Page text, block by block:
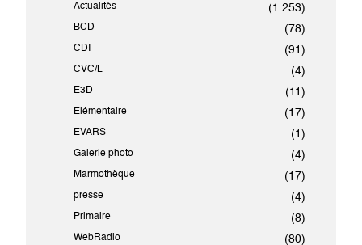
Actualités (1 253)
BCD (78)
CDI (91)
CVC/L (4)
E3D (11)
Elémentaire (17)
EVARS (1)
Galerie photo (4)
Marmothèque (17)
presse (4)
Primaire (8)
WebRadio (80)